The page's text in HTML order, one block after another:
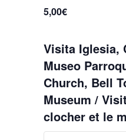
5,00€
Visita Iglesia,
Museo
Church, Bell
Museum /
clocher et le